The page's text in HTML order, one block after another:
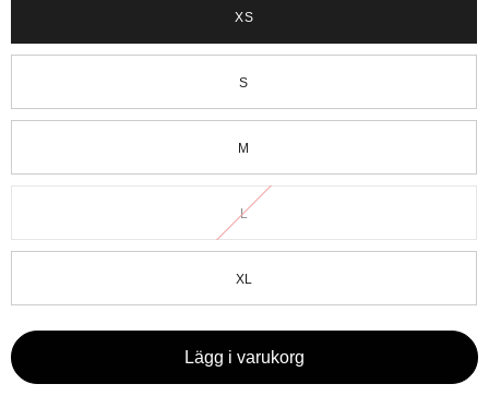
XS
S
M
L
XL
Lägg i varukorg